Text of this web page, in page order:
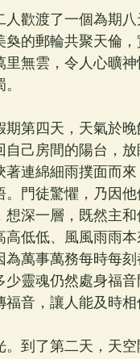
歡渡了一個為期
的郵輪共聚天倫
無雲，令人心曠
第四天，天氣於
己房間的陽台，
連綿細雨撲面而
門徒驚懼，乃因
想深一層，既然主
高低低、風風雨雨
萬事萬務每時每
靈魂仍然處身福
音，讓人能及時相
到了第二天，天